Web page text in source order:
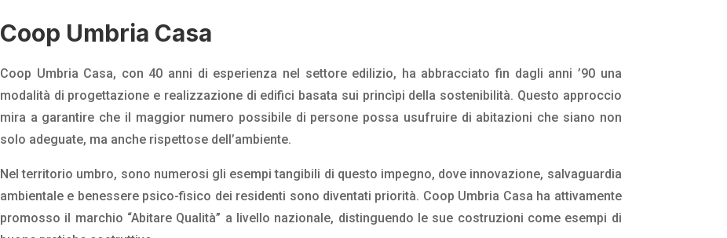
Coop Umbria Casa
Coop Umbria Casa, con 40 anni di esperienza nel settore edilizio, ha abbracciato fin dagli anni ’90 una
modalità di progettazione e realizzazione di edifici basata sui princìpi della sostenibilità. Questo approccio
mira a garantire che il maggior numero possibile di persone possa usufruire di abitazioni che siano non
solo adeguate, ma anche rispettose dell’ambiente.
Nel territorio umbro, sono numerosi gli esempi tangibili di questo impegno, dove innovazione, salvaguardia
ambientale e benessere psico-fisico dei residenti sono diventati priorità. Coop Umbria Casa ha attivamente
promosso il marchio “Abitare Qualità” a livello nazionale, distinguendo le sue costruzioni come esempi di